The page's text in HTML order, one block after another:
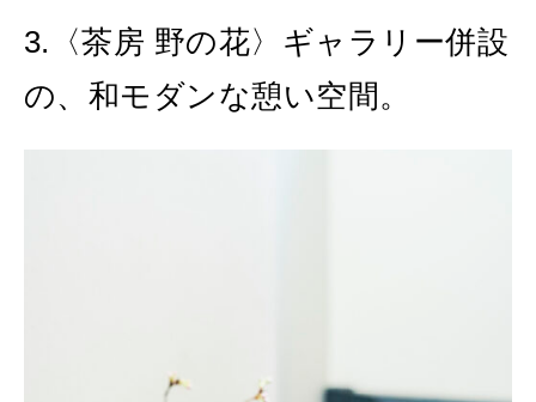
3.〈茶房 野の花〉ギャラリー併設
の、和モダンな憩い空間。